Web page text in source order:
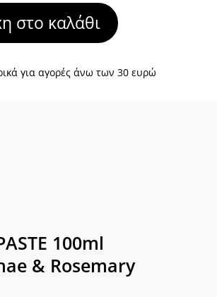
στο καλάθι
για αγορές άνω των 30 ευρώ
100ml
& Rosemary